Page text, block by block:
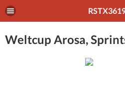
Weltcup Arosa,